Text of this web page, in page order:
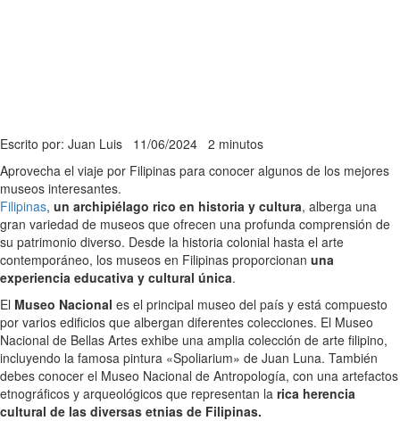
Escrito por: Juan Luis 11/06/2024 2 minutos
Aprovecha el viaje por Filipinas para conocer algunos de los mejores
museos interesantes.
Filipinas, un archipiélago rico en historia y cultura, alberga una
gran variedad de museos que ofrecen una profunda comprensión de
su patrimonio diverso. Desde la historia colonial hasta el arte
contemporáneo, los museos en Filipinas proporcionan una
experiencia educativa y cultural única.
El Museo Nacional es el principal museo del país y está compuesto
por varios edificios que albergan diferentes colecciones. El Museo
Nacional de Bellas Artes exhibe una amplia colección de arte filipino,
incluyendo la famosa pintura «Spoliarium» de Juan Luna. También
debes conocer el Museo Nacional de Antropología, con una artefactos
etnográficos y arqueológicos que representan la rica herencia
cultural de las diversas etnias de Filipinas.